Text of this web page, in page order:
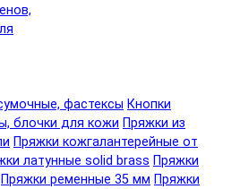
фастексы Кнопки
блочки для кожи Пряжки из
Пряжки кожгалантерейные от
латунные solid brass Пряжки
Пряжки ременные 35 мм Пряжки